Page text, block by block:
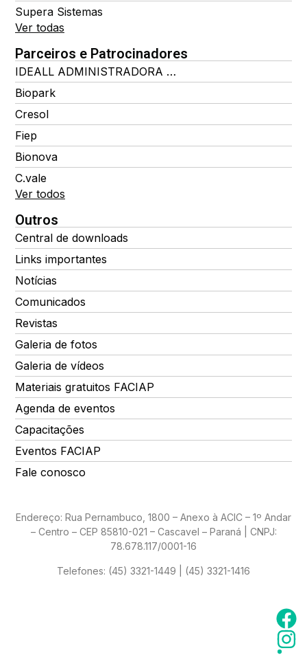
Supera Sistemas
Ver todas
Parceiros e Patrocinadores
IDEALL ADMINISTRADORA DE BENEFÍCIOS
Biopark
Cresol
Fiep
Bionova
C.vale
Ver todos
Outros
Central de downloads
Links importantes
Notícias
Comunicados
Revistas
Galeria de fotos
Galeria de vídeos
Materiais gratuitos FACIAP
Agenda de eventos
Capacitações
Eventos FACIAP
Fale conosco
Endereço: Rua Pernambuco, 1800 – Anexo à ACIC – 1º Andar
– Centro – CEP 85810-021 – Cascavel – Paraná | CNPJ:
78.678.117/0001-16
Telefones: (45) 3321-1449 | (45) 3321-1416